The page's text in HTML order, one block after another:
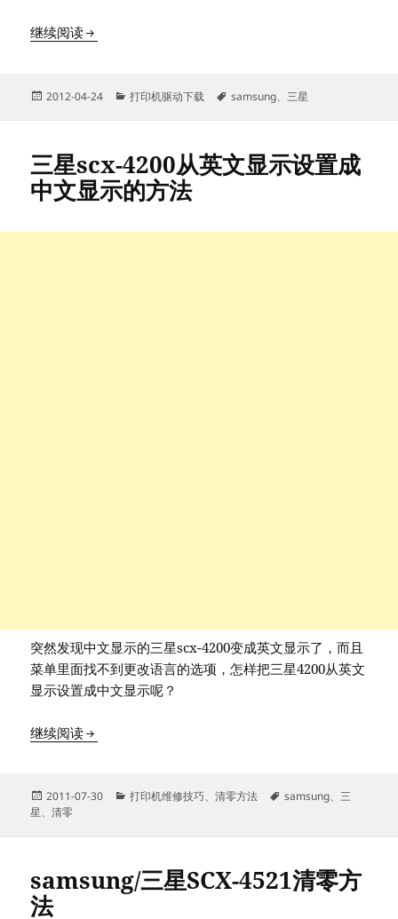
继续阅读三星4521一体机驱动下载地址
发
2012-04-24
分
打印机驱动下载
标
samsung、三星
三星scx-4200从英文显示设置成
中文显示的方法
突然发现中文显示的三星scx-4200变成英文显示了，而且
菜单里面找不到更改语言的选项，怎样把三星4200从英文
显示设置成中文显示呢？
继续阅读三星scx-4200从英文显示设置成中文显示的方法
发
布
2011-07-30
分
打印机维修技巧、清零方法
标
samsung、三
星、清零
samsung/三星SCX-4521清零方
法